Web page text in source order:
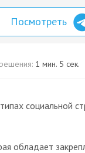
Посмотреть
1 мин. 5 сек.
социальной
обладает